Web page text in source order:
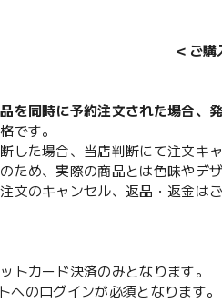
＜ご購
を同時に予約注文された場合、
です。
した場合、当店判断にて注文キ
ため、実際の商品とは色味やデ
文のキャンセル、返品・返金は
トカード決済のみとなります。
へのログインが必須となります。